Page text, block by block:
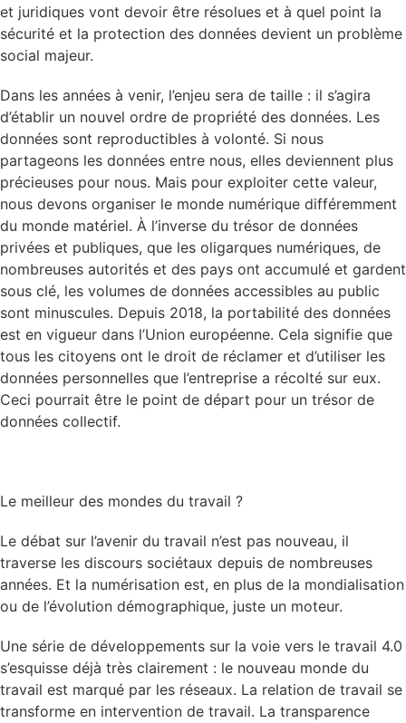
et juridiques vont devoir être résolues et à quel point la
sécurité et la protection des données devient un problème
social majeur.
Dans les années à venir, l’enjeu sera de taille : il s’agira
d’établir un nouvel ordre de propriété des données. Les
données sont reproductibles à volonté. Si nous
partageons les données entre nous, elles deviennent plus
précieuses pour nous. Mais pour exploiter cette valeur,
nous devons organiser le monde numérique différemment
du monde matériel. À l’inverse du trésor de données
privées et publiques, que les oligarques numériques, de
nombreuses autorités et des pays ont accumulé et gardent
sous clé, les volumes de données accessibles au public
sont minuscules. Depuis 2018, la portabilité des données
est en vigueur dans l’Union européenne. Cela signifie que
tous les citoyens ont le droit de réclamer et d’utiliser les
données personnelles que l’entreprise a récolté sur eux.
Ceci pourrait être le point de départ pour un trésor de
données collectif.
Le meilleur des mondes du travail ?
Le débat sur l’avenir du travail n’est pas nouveau, il
traverse les discours sociétaux depuis de nombreuses
années. Et la numérisation est, en plus de la mondialisation
ou de l’évolution démographique, juste un moteur.
Une série de développements sur la voie vers le travail 4.0
s’esquisse déjà très clairement : le nouveau monde du
travail est marqué par les réseaux. La relation de travail se
transforme en intervention de travail. La transparence